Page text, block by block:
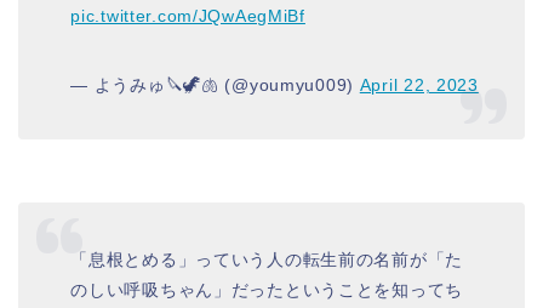
pic.twitter.com/JQwAegMiBf
— ようみゅ🔪🦖🫁 (@youmyu009) April 22, 2023
「息根とめる」っていう人の転生前の名前が「た
のしい呼吸ちゃん」だったということを知ってち